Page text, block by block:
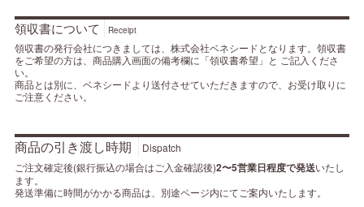
領収書について Receipt
領収書の発行会社につきましては、株式会社ベネシードとなります。領収書
をご希望の方は、商品購入画面の備考欄に「領収書希望」と ご記入くださ
い。
商品とは別に、ベネシードより送付させていただきますので、お受け取りに
ご注意ください。
商品の引き渡し時期
Dispatch
ご注文確定後(銀行振込の場合はご入金確認後)2〜5営業日程度で発送いたし
ます。
発送準備に時間がかかる商品は、別途ページ内にてご案内いたします。